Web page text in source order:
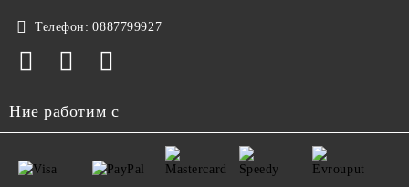
Телефон: 0887799927
Ние работим с